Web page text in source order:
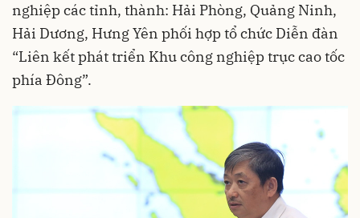
nghiệp các tỉnh, thành: Hải Phòng, Quảng Ninh,
Hải Dương, Hưng Yên phối hợp tổ chức Diễn đàn
“Liên kết phát triển Khu công nghiệp trục cao tốc
phía Đông”.